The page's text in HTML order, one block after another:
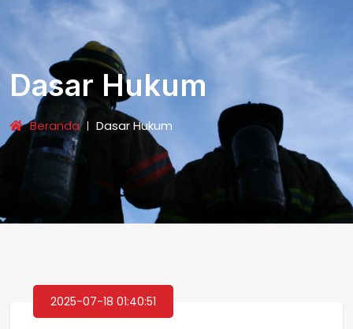
Dasar Hukum
Beranda Dasar Hukum
2025-07-18 01:40:51